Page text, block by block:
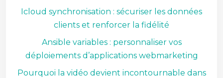
Icloud synchronisation : sécuriser les données
clients et renforcer la fidélité
Ansible variables : personnaliser vos
déploiements d’applications webmarketing
Pourquoi la vidéo devient incontournable dans